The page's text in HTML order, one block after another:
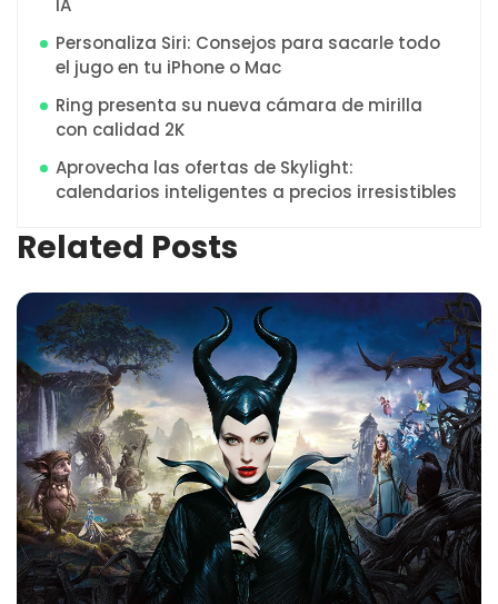
IA
Personaliza Siri: Consejos para sacarle todo
el jugo en tu iPhone o Mac
Ring presenta su nueva cámara de mirilla
con calidad 2K
Aprovecha las ofertas de Skylight:
calendarios inteligentes a precios irresistibles
Related Posts